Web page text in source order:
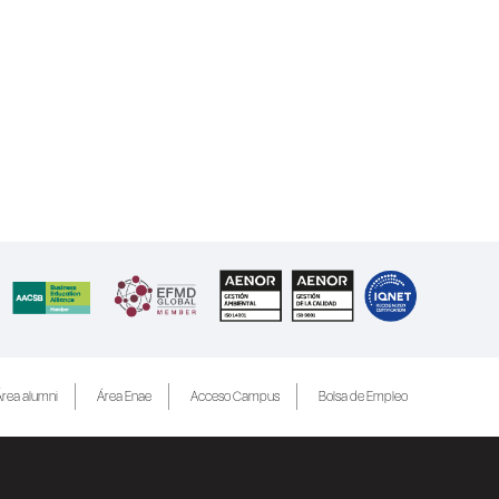
alumni Área Enae Acceso Campus Bolsa de Empleo